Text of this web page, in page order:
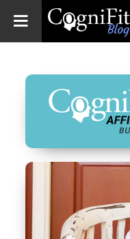
Blog: Brain
Health
News
Brain Training,
Mental Health, and
Wellness